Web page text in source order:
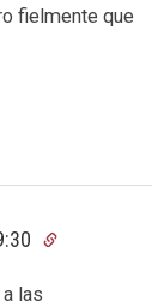
fielmente que
las